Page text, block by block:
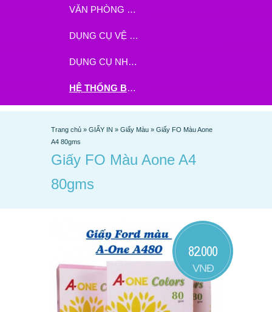
VĂN PHÒNG PHẨM
DỤNG CỤ VỆ SINH
DỤNG CỤ NHÀ BẾP
HỆ THỐNG BHX - TGDĐ ĐẶT HÀNG TẠI ĐÂY
Trang chủ » GIẤY IN » Giấy Màu » Giấy FO Màu Aone
A4 80gms
Giấy FO Màu Aone A4
80gms
82.000
VNĐ